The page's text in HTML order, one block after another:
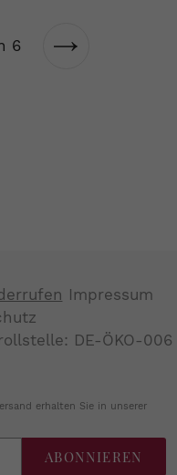
6
Nächste
Impressum
DE-ÖKO-006
erhalten Sie in unserer
ABONNIEREN